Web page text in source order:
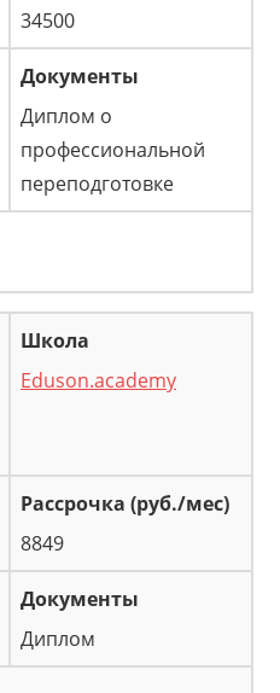
34500
Диплом о
профессиональной
переподготовке
Eduson.academy
8849
Диплом